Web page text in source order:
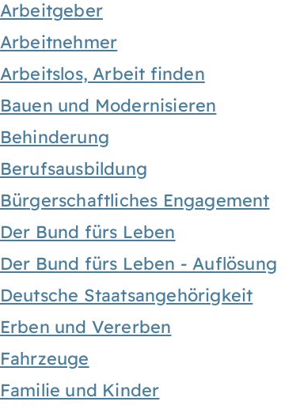
Arbeitgeber
Arbeitnehmer
Arbeitslos, Arbeit finden
Bauen und Modernisieren
Behinderung
Berufsausbildung
Bürgerschaftliches Engagement
Der Bund fürs Leben
Der Bund fürs Leben - Auflösung
Deutsche Staatsangehörigkeit
Erben und Vererben
Fahrzeuge
Familie und Kinder